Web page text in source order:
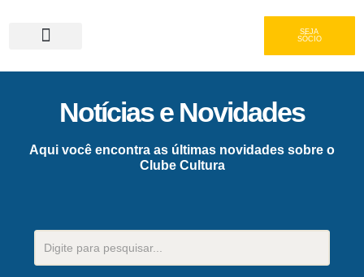
SEJA
SÓCIO
Notícias e Novidades
Aqui você encontra as últimas novidades sobre o
Clube Cultura